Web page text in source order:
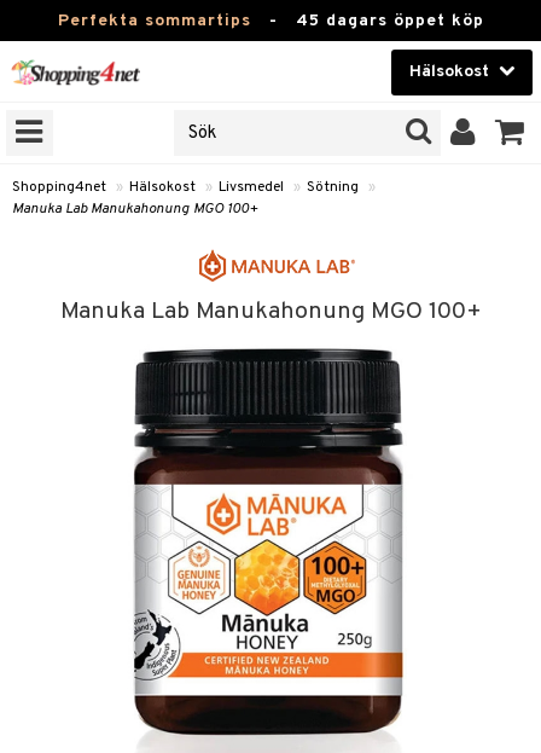
Perfekta sommartips - 45 dagars öppet köp
Hälsokost
Skönhet
Kontaktlinser
Fitness
Hem & Inredning
Leksaker, Barn & Baby
Shopping4net » Hälsokost » Livsmedel » Sötning
»
Manuka Lab Manukahonung MGO 100+
Manuka Lab Manukahonung MGO 100+
& lindrande